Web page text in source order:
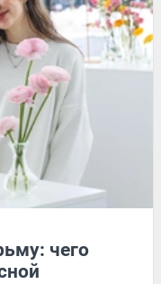
чего